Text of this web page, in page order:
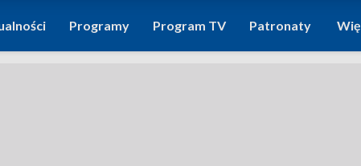
Programy Program TV Patronaty